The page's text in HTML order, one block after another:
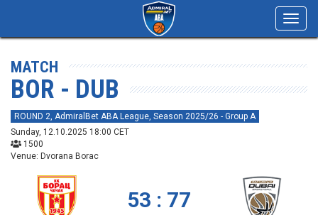
MATCH
BOR - DUB
ROUND 2, AdmiralBet ABA League, Season 2025/26 - Group A
Sunday, 12.10.2025 18:00 CET
1500
Venue: Dvorana Borac
53 : 77